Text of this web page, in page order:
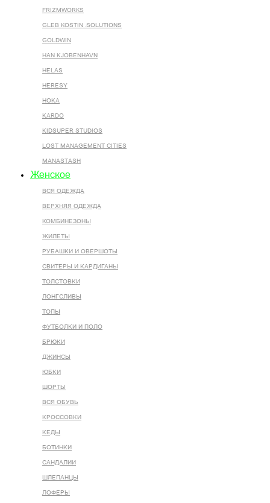
FRIZMWORKS
GLEB KOSTIN .SOLUTIONS
GOLDWIN
HAN KJOBENHAVN
HELAS
HERESY
HOKA
KARDO
KIDSUPER STUDIOS
LOST MANAGEMENT CITIES
MANASTASH
Женское
ВСЯ ОДЕЖДА
ВЕРХНЯЯ ОДЕЖДА
КОМБИНЕЗОНЫ
ЖИЛЕТЫ
РУБАШКИ И ОВЕРШОТЫ
СВИТЕРЫ И КАРДИГАНЫ
ТОЛСТОВКИ
ЛОНГСЛИВЫ
ТОПЫ
ФУТБОЛКИ И ПОЛО
БРЮКИ
ДЖИНСЫ
ЮБКИ
ШОРТЫ
ВСЯ ОБУВЬ
КРОССОВКИ
КЕДЫ
БОТИНКИ
САНДАЛИИ
ШЛЕПАНЦЫ
ЛОФЕРЫ